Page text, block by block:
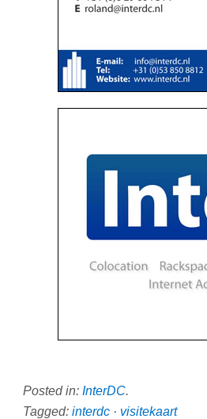
Posted in: InterDC.
Tagged: interdc · visitekaart